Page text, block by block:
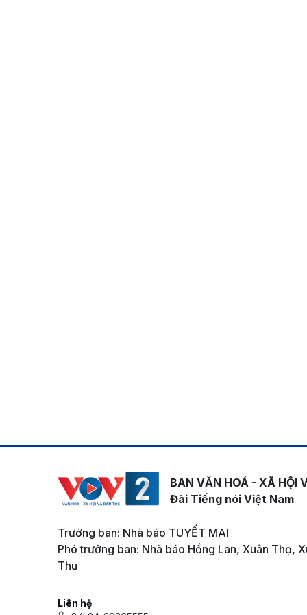
BAN VĂN HOÁ - XÃ HỘI
Đài Tiếng nói Việt Nam
Trưởng ban: Nhà báo TUYẾT MAI
Phó trưởng ban: Nhà báo Hồng Lan, Xuân Thọ,
Thu
Liên hệ